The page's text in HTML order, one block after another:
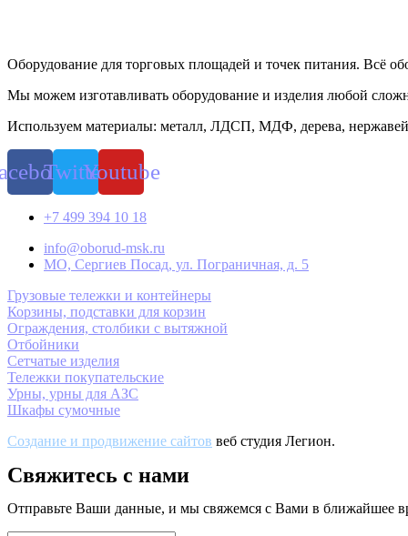
Оборудование для торговых площадей и точек питания. Всё
Мы можем изготавливать оборудование и изделия любой
Используем материалы: металл, ЛДСП, МДФ, дерева,
TwitterYoutube
+7 499 394 10 18
info@oborud-msk.ru
МО, Сергиев Посад, ул. Пограничная, д. 5
Грузовые тележки и контейнеры
Корзины, подставки для корзин
Ограждения, столбики с вытяжной
Отбойники
Сетчатые изделия
Тележки покупательские
Урны, урны для АЗС
Шкафы сумочные
Создание и продвижение сайтов веб студия Легион.
Свяжитесь с нами
Отправьте Ваши данные, и мы свяжемся с Вами в ближайшее